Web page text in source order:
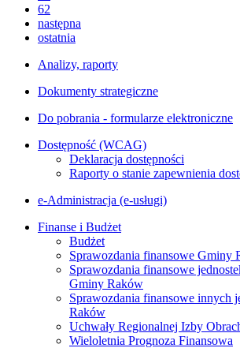
62
następna
ostatnia
Analizy, raporty
Dokumenty strategiczne
Do pobrania - formularze elektroniczne
Dostępność (WCAG)
Deklaracja dostępności
Raporty o stanie zapewnienia
e-Administracja (e-usługi)
Finanse i Budżet
Budżet
Sprawozdania finansowe Gminy
Sprawozdania finansowe
Gminy Raków
Sprawozdania finansowe innych
Raków
Uchwały Regionalnej Izby
Wieloletnia Prognoza Finansowa